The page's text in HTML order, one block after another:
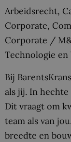
Arbeidsrecht,
Corporate,
Corporate /
Technologie en
Bij
als jij. In hechte
Dit vraagt om
team als van
breedte en